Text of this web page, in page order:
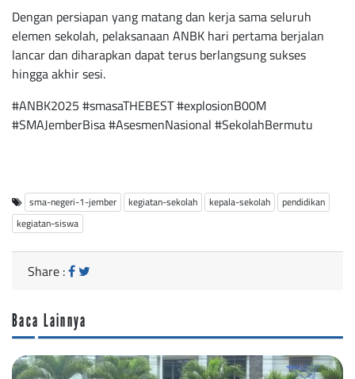
Dengan persiapan yang matang dan kerja sama seluruh
elemen sekolah, pelaksanaan ANBK hari pertama berjalan
lancar dan diharapkan dapat terus berlangsung sukses
hingga akhir sesi.
#ANBK2025 #smasaTHEBEST #explosionB00M
#SMAJemberBisa #AsesmenNasional #SekolahBermutu
sma-negeri-1-jember kegiatan-sekolah kepala-sekolah
pendidikan
kegiatan-siswa
Share :
Baca Lainnya